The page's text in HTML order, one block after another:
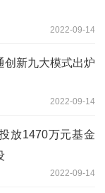
2022-09-14
创新九大模式出炉
2022-09-14
放1470万元基金
2022-09-14